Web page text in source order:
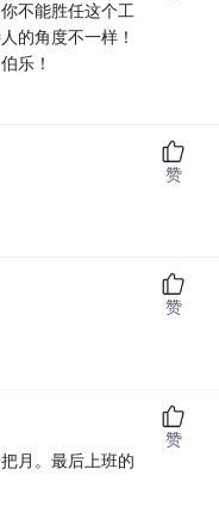
不能胜任这个工
的角度不一样！
乐！
赞
赞
月。最后上班的
赞